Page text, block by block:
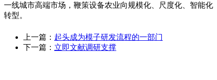
一线城市高端市场，鞭策设备农业向规模化、尺度化、智能化
转型。
上一篇： 起头成为模子研发流程的一部门
下一篇： 立即文献调研支撑